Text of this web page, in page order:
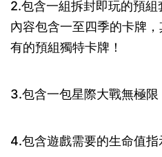
2.包含一組拆封即玩的預
內容包含一至四季的卡牌
有的預組獨特卡牌！
3.包含一包星際大戰無極限
4.包含遊戲需要的生命值指